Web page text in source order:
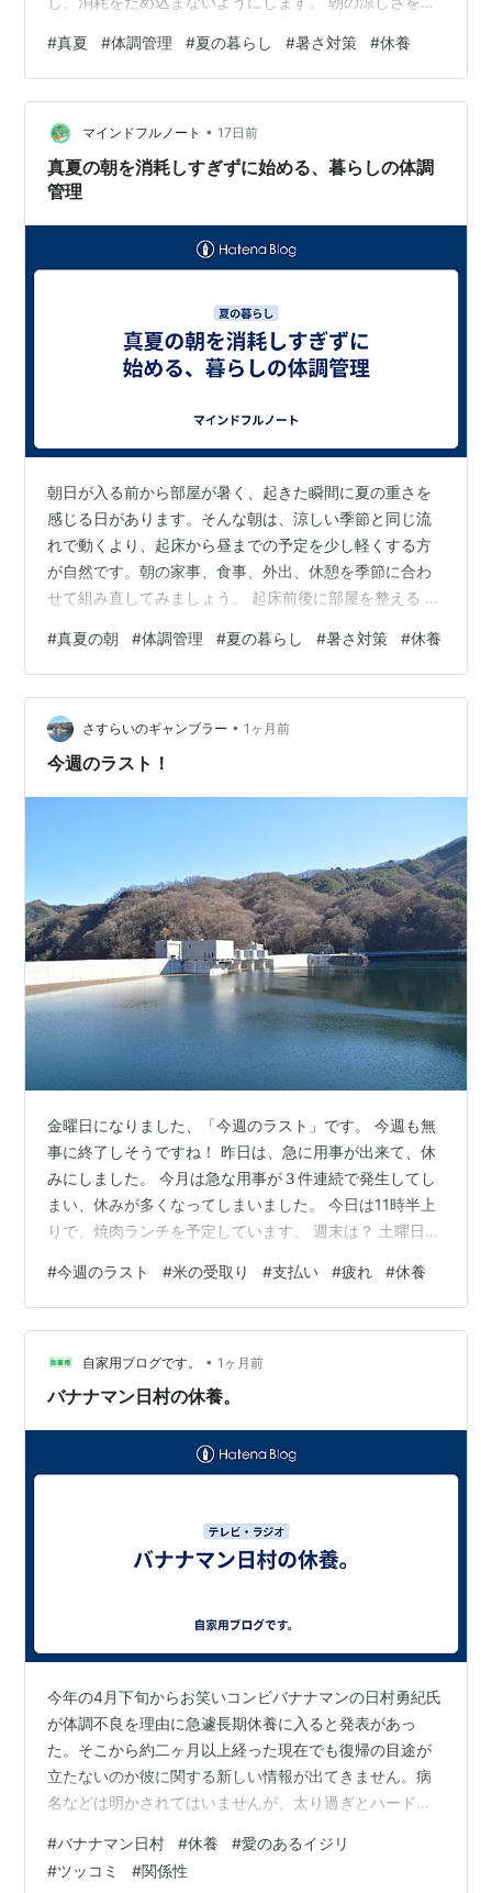
る前に済ませます。ただし、涼しい時間だからと予定を
詰め込まず、作業の合間に水分と休憩を入れます。日中
へ持ち越しても困らないことは、夕方や翌日へ回しまし
ょう。 昼は家の中を涼しく保つ 日差しの強い窓はカーテ
ンで遮り、冷房や扇風機を使って空気を動かします。家
の中でも暑い部屋へ長くいないよう、比較的涼し…
#真夏 #体調管理 #夏の暮らし #暑さ対策 #休養
マインドフルノート • 17日前
真夏の朝を消耗しすぎずに始める、暮らしの体調
管理
朝日が入る前から部屋が暑く、起きた瞬間に夏の重さを
感じる日があります。そんな朝は、涼しい季節と同じ流
れで動くより、起床から昼までの予定を少し軽くする方
が自然です。朝の家事、食事、外出、休憩を季節に合わ
せて組み直してみましょう。 起床前後に部屋を整える 可
室の熱や湿気を調整します。起床後は日差しの強い窓へ
カーテンを使い、過ごしやすい部屋へ移ります。冷風が
直接当たり続けないよう、風向きや寝具も確認します。
朝の一杯を習慣にする 起きたら水分を取り、朝食や身支
度の前後にも少しずつ飲みます。台所や食卓の目につく
#真夏の朝 #体調管理 #夏の暮らし #暑さ対策 #休養
さすらいのギャンブラー • 1ヶ月前
今週のラスト！
金曜日になりました、「今週のラスト」です。 今週も無
事に終了しそうですね！ 昨日は、急に用事が出来て、休
みにしました。 今月は急な用事が３件連続で発生してし
まい、休みが多くなってしまいました。 今日は11時半上
りで、焼肉ランチを予定しています。 週末は？ 土曜日は
追加分（1袋、30キロ）の支払いもしてきます。 日曜日
は？ 今の所特になしですね！ 先週は2日連続で、3時間ず
つ草刈りをして、非常に疲れたので、休養します。 では
「今週のラスト」行ってきます！ ランキング参加中goo
からきました ランキング参加中2025年開設ブログ ラン
#今週のラスト #米の受取り #支払い #疲れ #休養
自家用ブログです。 • 1ヶ月前
バナナマン日村の休養。
今年の4月下旬からお笑いコンビバナナマンの日村勇紀氏
が体調不良を理由に急遽長期休養に入ると発表があっ
た。そこから約二ヶ月以上経った現在でも復帰の目途が
立たないのか彼に関する新しい情報が出てきません。病
名などは明かされてはいませんが、太り過ぎとハードな
く囁かれています。 私は特にバナナマンは好きで無いし
興味も無いのだが、この日村の休養は単なる太りすぎで
#バナナマン日村 #休養 #愛のあるイジリ
#ツッコミ #関係性